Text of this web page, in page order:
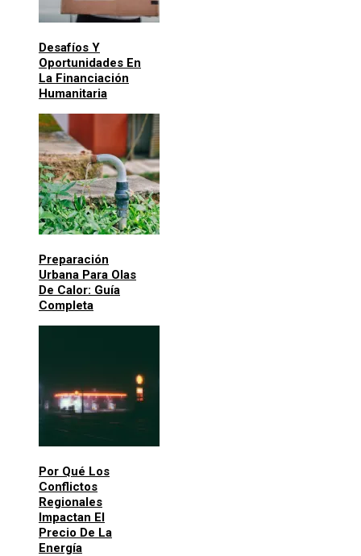
Desafíos Y
Oportunidades En
La Financiación
Humanitaria
Preparación
Urbana Para Olas
De Calor: Guía
Completa
Por Qué Los
Conflictos
Regionales
Impactan El
Precio De La
Energía